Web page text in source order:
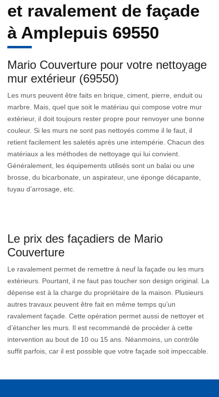
et ravalement de façade
à Amplepuis 69550
Mario Couverture pour votre nettoyage
mur extérieur (69550)
Les murs peuvent être faits en brique, ciment, pierre, enduit ou
marbre. Mais, quel que soit le matériau qui compose votre mur
extérieur, il doit toujours rester propre pour renvoyer une bonne
couleur. Si les murs ne sont pas nettoyés comme il le faut, il
retient facilement les saletés après une intempérie. Chacun des
matériaux a les méthodes de nettoyage qui lui convient.
Généralement, les équipements utilisés sont un balai ou une
brosse, du bicarbonate, un aspirateur, une éponge décapante,
tuyau d’arrosage, etc.
Le prix des façadiers de Mario
Couverture
Le ravalement permet de remettre à neuf la façade ou les murs
extérieurs. Pourtant, il ne faut pas toucher son design original. La
dépense est à la charge du propriétaire de la maison. Plusieurs
autres travaux peuvent être fait en même temps qu’un
ravalement façade. Cette opération permet aussi de nettoyer et
d’étancher les murs. Il est recommandé de procéder à cette
intervention au bout de 10 ou 15 ans. Néanmoins, un contrôle
suffit parfois, car il est possible que votre façade soit impeccable.